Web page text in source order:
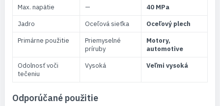
Max. napätie —
40 MPa
Jadro
Oceľová sieťka
Oceľový plech
Primárne použitie
Priemyselné
príruby
Motory,
automotive
Odolnosť voči
tečeniu
Vysoká Veľmi vysoká
Odporúčané použitie